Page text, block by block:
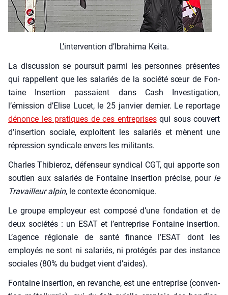
L’in­ter­ven­tion d’I­bra­hi­ma Kei­ta.
La dis­cus­sion se pour­suit par­mi les per­sonnes pré­sentes
qui rap­pellent que les sala­riés de la socié­té sœur de Fon­
taine Inser­tion pas­saient dans Cash Inves­ti­ga­tion,
l’émission d’Elise Lucet, le 25 jan­vier der­nier. Le repor­tage
dénonce les pra­tiques de ces entre­prisesqui sous cou­vert
d’insertion sociale, exploitent les sala­riés et mènent une
répres­sion syn­di­cale envers les mili­tants.
Charles Thi­bie­roz, défen­seur syn­di­cal CGT, qui apporte son
sou­tien aux sala­riés de Fon­taine inser­tion pré­cise, pour le
Tra­vailleur alpin, le contexte éco­no­mique.
Le groupe employeur est com­po­sé d’une fon­da­tion et de
deux socié­tés : un ESAT et l’entreprise Fon­taine inser­tion.
L’agence régio­nale de san­té finance l’ESAT dont les
employés ne sont ni sala­riés, ni pro­té­gés par des ins­tance
sociales (80% du bud­get vient d’aides).
Fon­taine inser­tion, en revanche, est une entre­prise (conven­